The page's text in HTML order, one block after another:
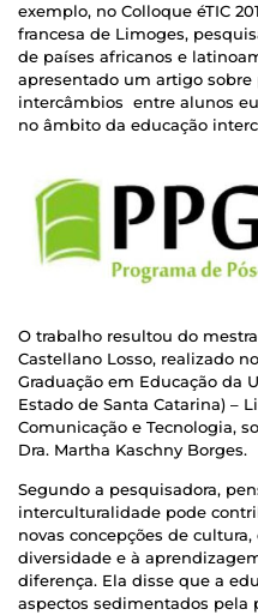
exemplo, no Colloque éTIC
francesa de Limoges,
de países africanos e
apresentado um artigo
intercâmbios entre alunos
no âmbito da educação
O trabalho resultou do
Castellano Losso, realizado
Graduação em Educação da
Estado de Santa Catarina) –
Comunicação e Tecnologia,
Dra. Martha Kaschny Borges.
Segundo a pesquisadora,
interculturalidade pode
novas concepções de
diversidade e à
diferença. Ela disse que a
aspectos sedimentados pela